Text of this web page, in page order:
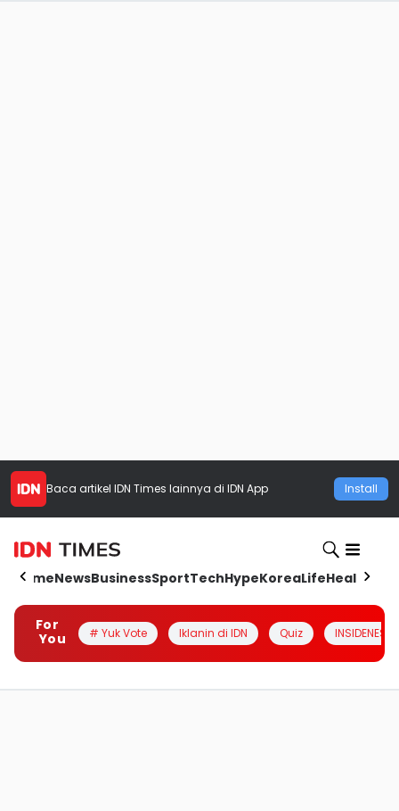
Baca artikel IDN Times lainnya di IDN App Install
HomeNewsBusinessSportTechHypeKoreaLifeHealth
For
You
# Yuk Vote Iklanin di IDN Quiz INSIDENESIA